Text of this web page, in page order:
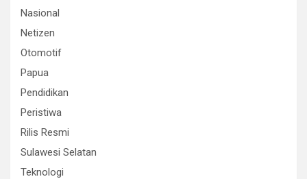
Nasional
Netizen
Otomotif
Papua
Pendidikan
Peristiwa
Rilis Resmi
Sulawesi Selatan
Teknologi